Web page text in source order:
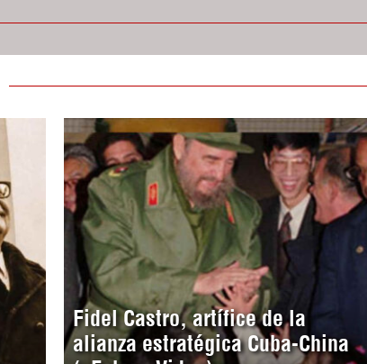
Fidel Castro, artífice de la
alianza estratégica Cuba-China